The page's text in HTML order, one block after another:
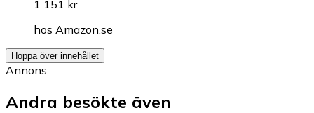
1 151 kr
hos Amazon.se
Hoppa över innehållet
Annons
Andra besökte även